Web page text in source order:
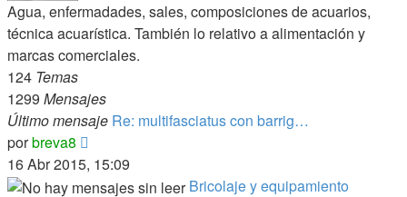
Agua, enfermadades, sales, composiciones de acuarios,
técnica acuarística. También lo relativo a alimentación y
marcas comerciales.
124 Temas
1299 Mensajes
Último mensaje Re: multifasciatus con barrig…
porbreva8
último
mensaje
16 Abr 2015, 15:09
Bricolaje y equipamiento